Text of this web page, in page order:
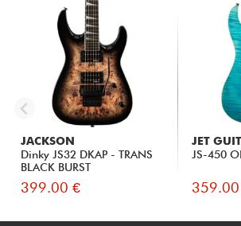
JACKSON
Dinky JS32 DKAP - TRANS
BLACK BURST
399.00 €
JET
JS-450